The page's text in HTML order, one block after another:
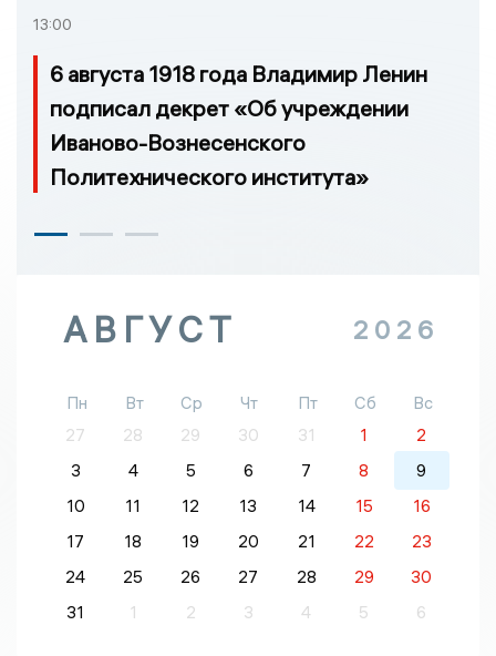
13:00
6 августа 1918 года Владимир Ленин
подписал декрет «Об учреждении
Иваново-Вознесенского
Политехнического института»
АВГУСТ 2026
Пн Вт Ср Чт Пт Сб
Вс
27
28 29 30 31 1
2
3
4 5 6 7 8
9
10
11 12 13 14 15
16
17
18 19 20 21 22
23
24
25 26 27 28 29
30
31
1 2 3 4 5 6